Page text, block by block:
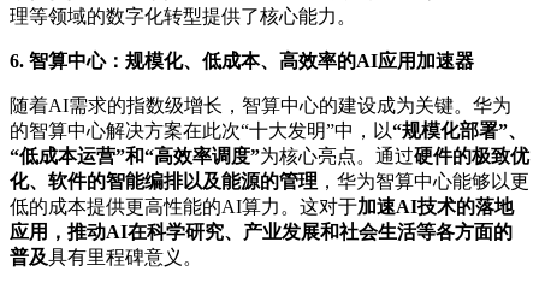
理等领域的数字化转型提供了核心能力。
6. 智算中心：规模化、低成本、高效率的AI应用加速器
随着AI需求的指数级增长，智算中心的建设成为关键。华为
的智算中心解决方案在此次“十大发明”中，以“规模化部署”、
“低成本运营”和“高效率调度”为核心亮点。通过硬件的极致优
化、软件的智能编排以及能源的管理 ，华为智算中心能够以更
低的成本提供更高性能的AI算力。这对于加速AI技术的落地
应用，推动AI在科学研究、产业发展和社会生活等各方面的
普及具有里程碑意义。